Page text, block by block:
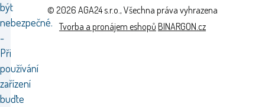
být
nebezpečné.
-
Při
používání
zařízení
buďte
© 2026 AGA24 s.r.o., Všechna práva vyhrazena
Tvorba a pronájem eshopů BINARGON.cz